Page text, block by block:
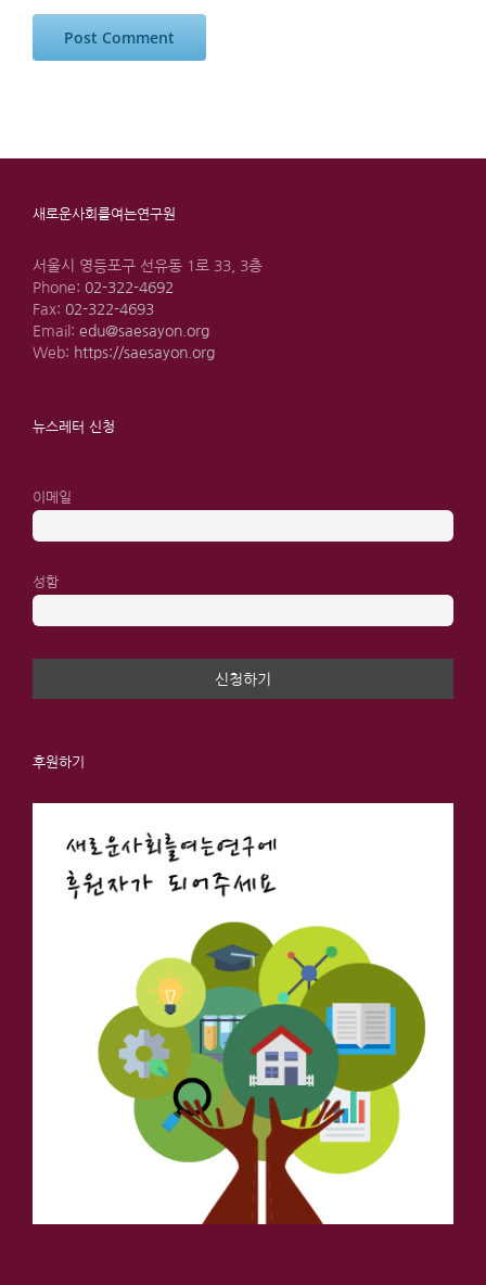
새로운사회를여는연구원
서울시 영등포구 선유동 1로 33, 3층
Phone: 02-322-4692
Fax: 02-322-4693
Email: edu@saesayon.org
Web: https://saesayon.org
뉴스레터 신청
이메일
성함
후원하기